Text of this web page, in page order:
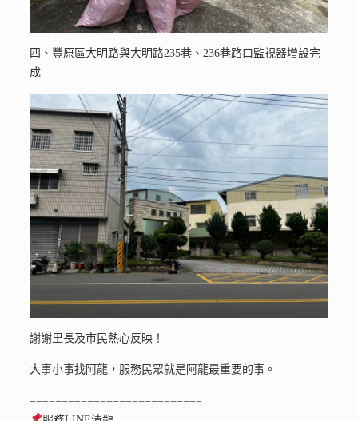
四、豐原區大明路與大明路235巷、236巷路口監視器增設完
成
謝謝里長及市民熱心反映！
大事小事找阿龍，服務民眾就是阿龍最重要的事。
===========================